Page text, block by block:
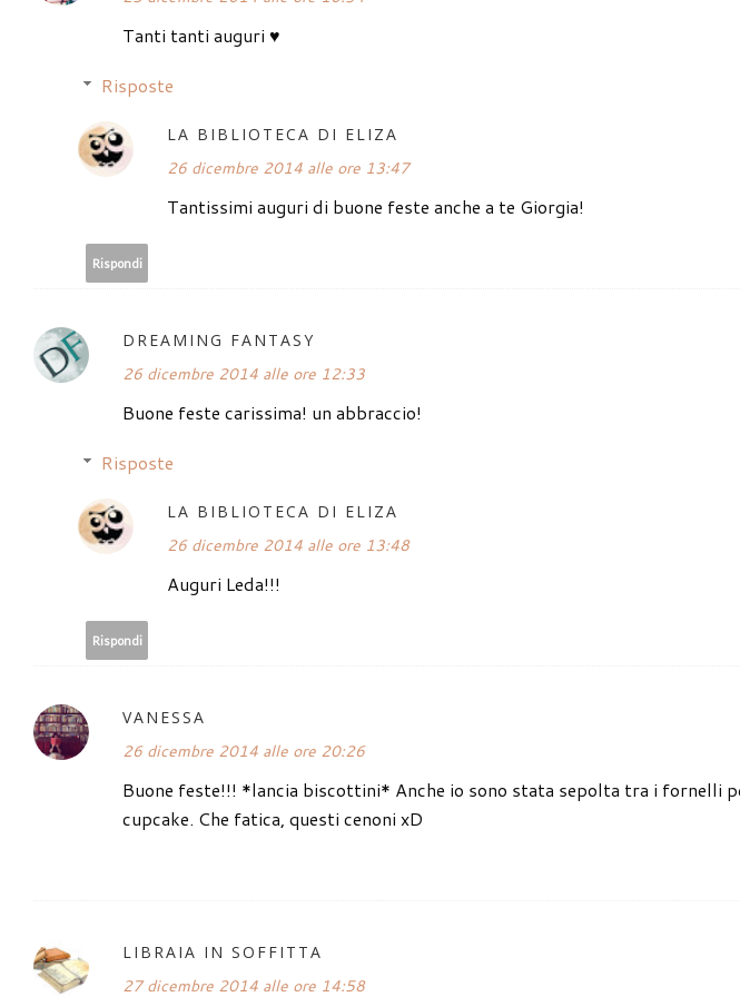
Tanti tanti auguri ♥
Risposte
LA BIBLIOTECA DI ELIZA
26 dicembre 2014 alle ore 13:47
Tantissimi auguri di buone feste anche a te Giorgia!
Rispondi
DREAMING FANTASY
26 dicembre 2014 alle ore 12:33
Buone feste carissima! un abbraccio!
Risposte
LA BIBLIOTECA DI ELIZA
26 dicembre 2014 alle ore 13:48
Auguri Leda!!!
Rispondi
VANESSA
26 dicembre 2014 alle ore 20:26
Buone feste!!! *lancia biscottini* Anche io sono stata sepolta tra i fornelli
cupcake. Che fatica, questi cenoni xD
LIBRAIA IN SOFFITTA
27 dicembre 2014 alle ore 14:58